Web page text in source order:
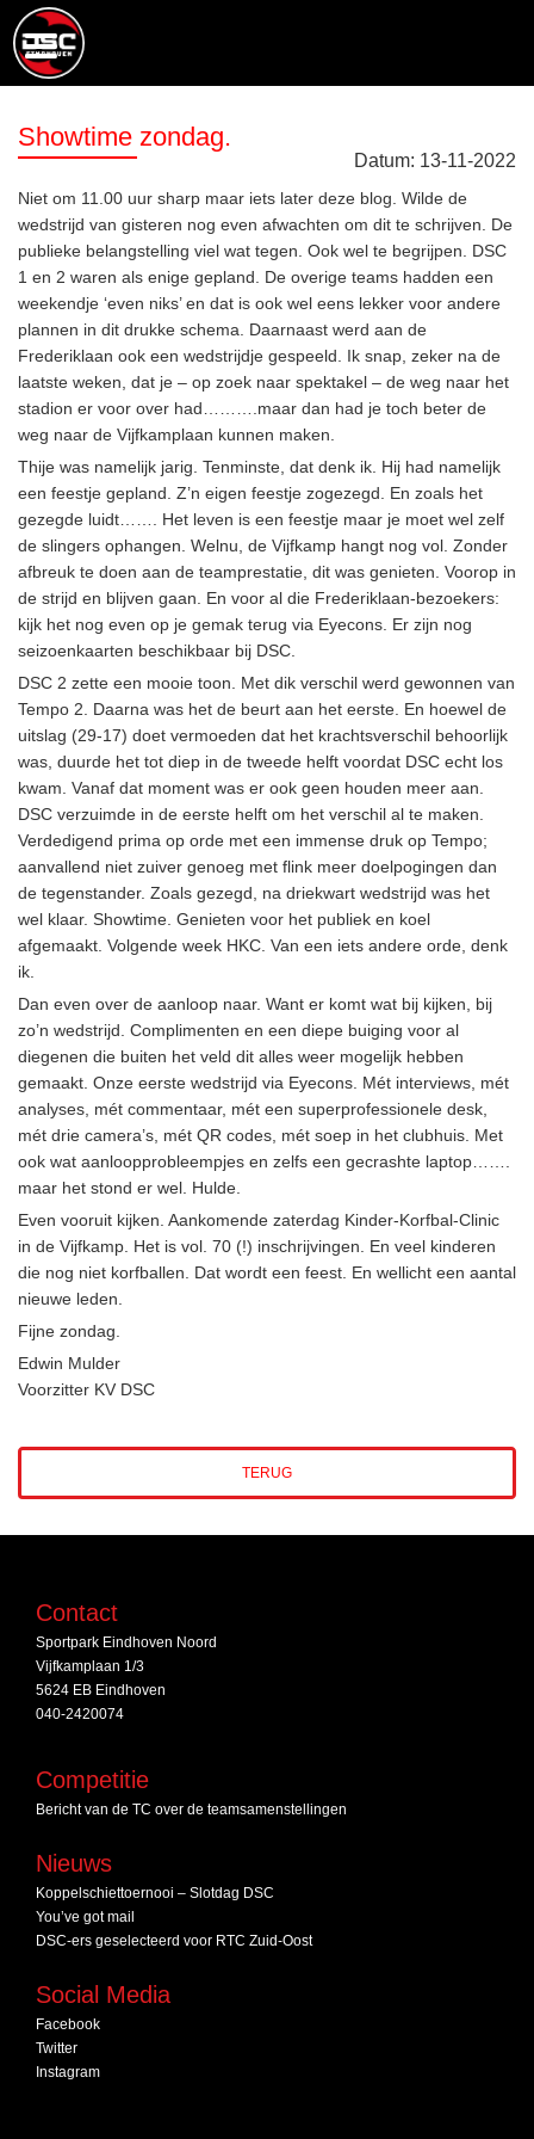
Showtime zondag.
Datum: 13-11-2022
Niet om 11.00 uur sharp maar iets later deze blog. Wilde de
wedstrijd van gisteren nog even afwachten om dit te schrijven. De
publieke belangstelling viel wat tegen. Ook wel te begrijpen. DSC
1 en 2 waren als enige gepland. De overige teams hadden een
weekendje ‘even niks’ en dat is ook wel eens lekker voor andere
plannen in dit drukke schema. Daarnaast werd aan de
Frederiklaan ook een wedstrijdje gespeeld. Ik snap, zeker na de
laatste weken, dat je – op zoek naar spektakel – de weg naar het
stadion er voor over had……….maar dan had je toch beter de
weg naar de Vijfkamplaan kunnen maken.
Thije was namelijk jarig. Tenminste, dat denk ik. Hij had namelijk
een feestje gepland. Z’n eigen feestje zogezegd. En zoals het
gezegde luidt……. Het leven is een feestje maar je moet wel zelf
de slingers ophangen. Welnu, de Vijfkamp hangt nog vol. Zonder
afbreuk te doen aan de teamprestatie, dit was genieten. Voorop in
de strijd en blijven gaan. En voor al die Frederiklaan-bezoekers:
kijk het nog even op je gemak terug via Eyecons. Er zijn nog
seizoenkaarten beschikbaar bij DSC.
DSC 2 zette een mooie toon. Met dik verschil werd gewonnen van
Tempo 2. Daarna was het de beurt aan het eerste. En hoewel de
uitslag (29-17) doet vermoeden dat het krachtsverschil behoorlijk
was, duurde het tot diep in de tweede helft voordat DSC echt los
kwam. Vanaf dat moment was er ook geen houden meer aan.
DSC verzuimde in de eerste helft om het verschil al te maken.
Verdedigend prima op orde met een immense druk op Tempo;
aanvallend niet zuiver genoeg met flink meer doelpogingen dan
de tegenstander. Zoals gezegd, na driekwart wedstrijd was het
wel klaar. Showtime. Genieten voor het publiek en koel
afgemaakt. Volgende week HKC. Van een iets andere orde, denk
ik.
Dan even over de aanloop naar. Want er komt wat bij kijken, bij
zo’n wedstrijd. Complimenten en een diepe buiging voor al
diegenen die buiten het veld dit alles weer mogelijk hebben
gemaakt. Onze eerste wedstrijd via Eyecons. Mét interviews, mét
analyses, mét commentaar, mét een superprofessionele desk,
mét drie camera’s, mét QR codes, mét soep in het clubhuis. Met
ook wat aanloopprobleempjes en zelfs een gecrashte laptop…….
maar het stond er wel. Hulde.
Even vooruit kijken. Aankomende zaterdag Kinder-Korfbal-Clinic
in de Vijfkamp. Het is vol. 70 (!) inschrijvingen. En veel kinderen
die nog niet korfballen. Dat wordt een feest. En wellicht een aantal
nieuwe leden.
Fijne zondag.
Edwin Mulder
Voorzitter KV DSC
TERUG
Contact
Sportpark Eindhoven Noord
Vijfkamplaan 1/3
5624 EB Eindhoven
040-2420074
Competitie
Bericht van de TC over de teamsamenstellingen
Nieuws
Koppelschiettoernooi – Slotdag DSC
You’ve got mail
DSC‑ers geselecteerd voor RTC Zuid‑Oost
Social Media
Facebook
Twitter
Instagram